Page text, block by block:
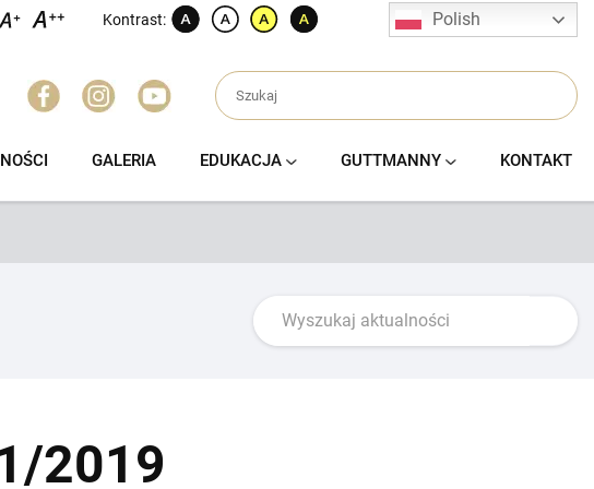
Kontrast: Polish
GALERIA EDUKACJA GUTTMANNY KONTAKT
2019